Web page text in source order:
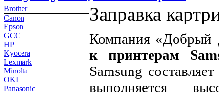
Brother
Canon
Epson
GCC
HP
Kyocera
Lexmark
Minolta
OKI
Panasonic
Заправка
Компания «Добрый
к принтерам
Samsung
выполняется